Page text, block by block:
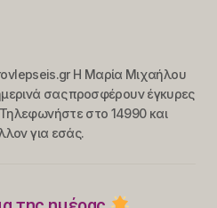
Η Μαρία Μιχαήλου
σας προσφέρουν έγκυρες
στο 14990 και
για εσάς.